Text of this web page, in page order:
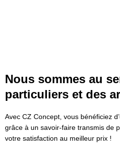
Nous sommes au
particuliers et des
Avec CZ Concept, vous bénéficiez
grâce à un savoir-faire transmis de
votre satisfaction au meilleur prix !